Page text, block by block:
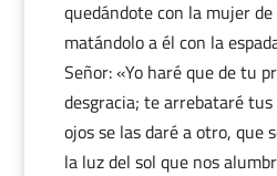
quedándote con la mujer
matándolo a él con la
Señor: «Yo haré que de tu
desgracia; te arrebataré
ojos se las daré a otro, que
la luz del sol que nos